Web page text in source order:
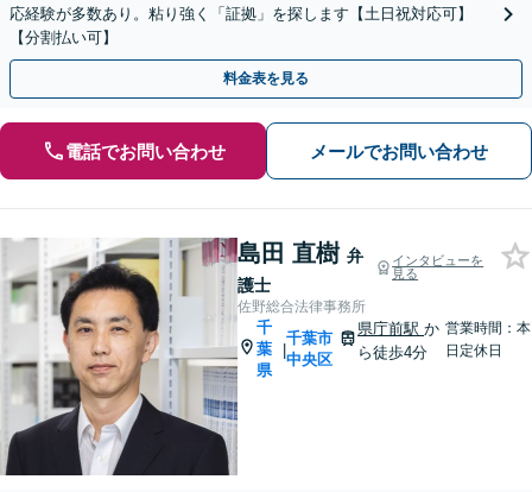
応経験が多数あり。粘り強く「証拠」を探します【土日祝対応可】
【分割払い可】
料金表を見る
電話でお問い合わせ メールでお問い合わせ
島田 直樹 弁
護士
インタビューを
見る
佐野総合法律事務所
千
葉
県
|
千葉市
中央区
県庁前駅か
ら徒歩4分
営業時間：本
日定休日